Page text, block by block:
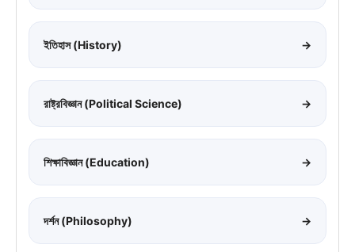
ইতিহাস (History) →
রাষ্ট্রবিজ্ঞান (Political Science) →
শিক্ষাবিজ্ঞান (Education) →
দর্শন (Philosophy) →